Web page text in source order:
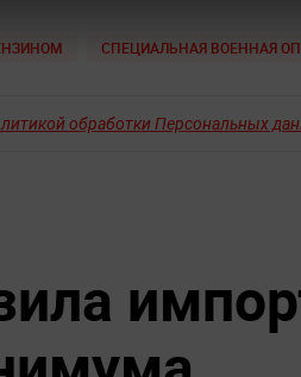
СПЕЦИАЛЬНАЯ ВОЕННАЯ
обработки Персональных